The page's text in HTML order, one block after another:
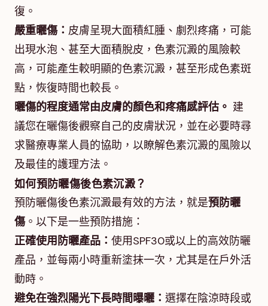
復。
嚴重曬傷： 皮膚呈現大面積紅腫、劇烈疼痛，可能
出現水泡、甚至大面積脫皮，色素沉澱的風險較
高，可能產生較明顯的色素沉澱，甚至形成色素斑
點，恢復時間也較長。
曬傷的程度通常由皮膚的顏色和疼痛感評估。 建
議您在曬傷後觀察自己的皮膚狀況，並在必要時尋
求醫療專業人員的協助，以瞭解色素沉澱的風險以
及最佳的護理方法。
如何預防曬傷後色素沉澱？
預防曬傷後色素沉澱最有效的方法，就是預防曬
傷。以下是一些預防措施：
正確使用防曬產品： 使用SPF30或以上的高效防曬
產品，並每兩小時重新塗抹一次，尤其是在戶外活
動時。
避免在強烈陽光下長時間曝曬： 選擇在陰涼時段或